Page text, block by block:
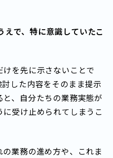
で、特に意識していたこ
を先に示さないことで
した内容をそのまま提示
、自分たちの業務実態が
受け止められてしまうこ
業務の進め方や、これま